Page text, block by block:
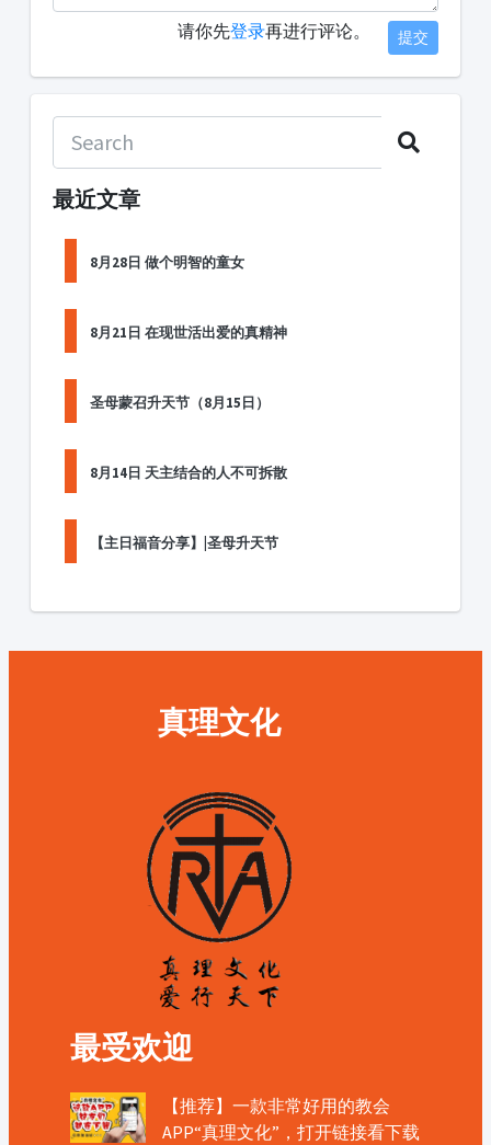
请你先登录再进行评论。 提交
最近文章
8月28日 做个明智的童女
8月21日 在现世活出爱的真精神
圣母蒙召升天节（8月15日）
8月14日 天主结合的人不可拆散
【主日福音分享】|圣母升天节
真理文化
最受欢迎
【推荐】一款非常好用的教会
APP“真理文化”，打开链接看下载